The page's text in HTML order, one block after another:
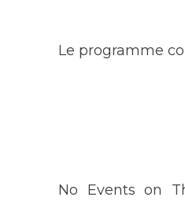
Le programme
No Events on